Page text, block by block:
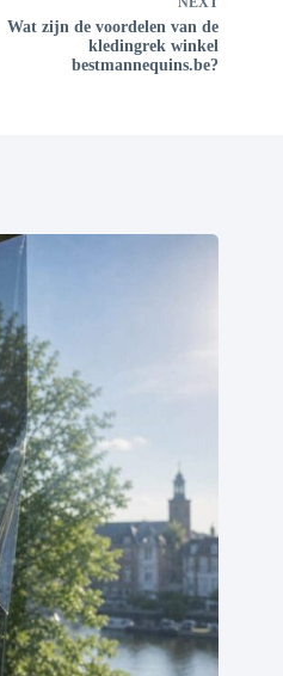
Wat zijn de voordelen van de
kledingrek winkel
bestmannequins.be?